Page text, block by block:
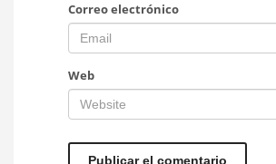
Correo electrónico
Web